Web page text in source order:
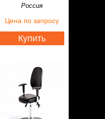
Россия
Цена по запросу
Купить